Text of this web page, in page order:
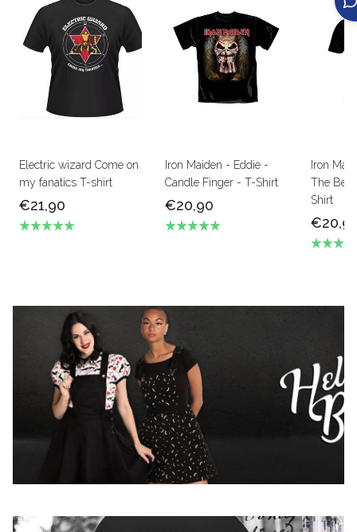
Electric wizard Come on
my fanatics T-shirt
€21,90
Iron Maiden - Eddie -
Candle Finger - T-Shirt
€20,90
Iron
The
Shirt